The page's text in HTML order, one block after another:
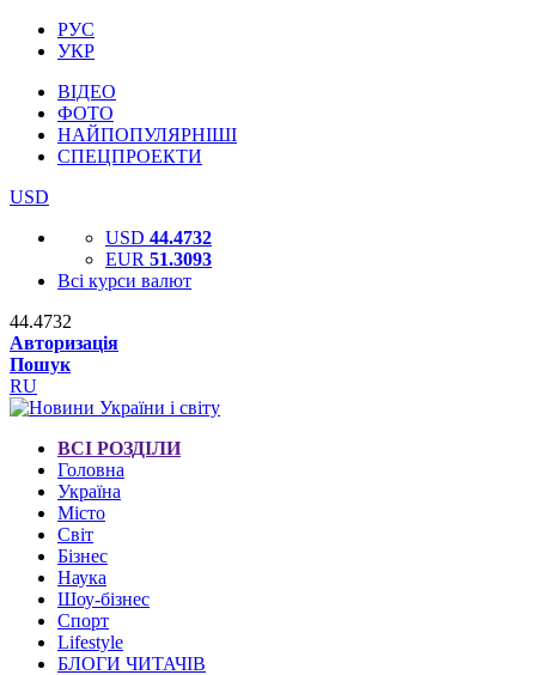
РУС
УКР
ВІДЕО
ФОТО
НАЙПОПУЛЯРНІШІ
СПЕЦПРОЕКТИ
USD
USD 44.4732
EUR 51.3093
Всі курси валют
44.4732
Авторизація
Пошук
RU
ВСІ РОЗДІЛИ
Головна
Україна
Місто
Світ
Бізнес
Наука
Шоу-бізнес
Спорт
Lifestyle
БЛОГИ ЧИТАЧІВ